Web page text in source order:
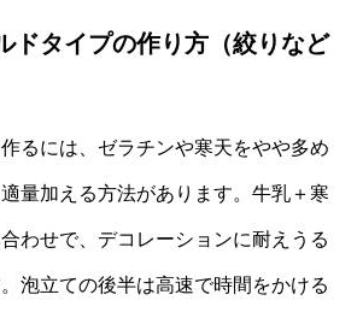
ドタイプの作り方（絞りなど
るには、ゼラチンや寒天をやや多め
量加える方法があります。牛乳＋寒
わせで、デコレーションに耐えうる
泡立ての後半は高速で時間をかける